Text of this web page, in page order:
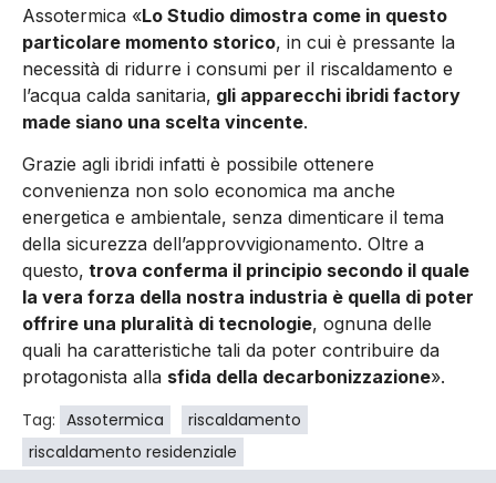
Assotermica «Lo Studio dimostra come in questo
particolare momento storico, in cui è pressante la
necessità di ridurre i consumi per il riscaldamento e
l’acqua calda sanitaria, gli apparecchi ibridi factory
made siano una scelta vincente.
Grazie agli ibridi infatti è possibile ottenere
convenienza non solo economica ma anche
energetica e ambientale, senza dimenticare il tema
della sicurezza dell’approvvigionamento. Oltre a
questo, trova conferma il principio secondo il quale
la vera forza della nostra industria è quella di poter
offrire una pluralità di tecnologie, ognuna delle
quali ha caratteristiche tali da poter contribuire da
protagonista alla sfida della decarbonizzazione».
Tag: Assotermica
riscaldamento
riscaldamento residenziale